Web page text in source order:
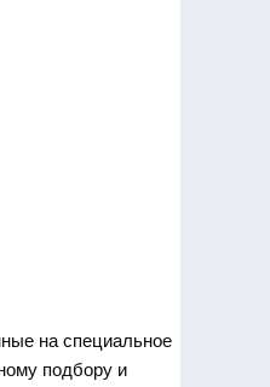
на специальное
подбору и